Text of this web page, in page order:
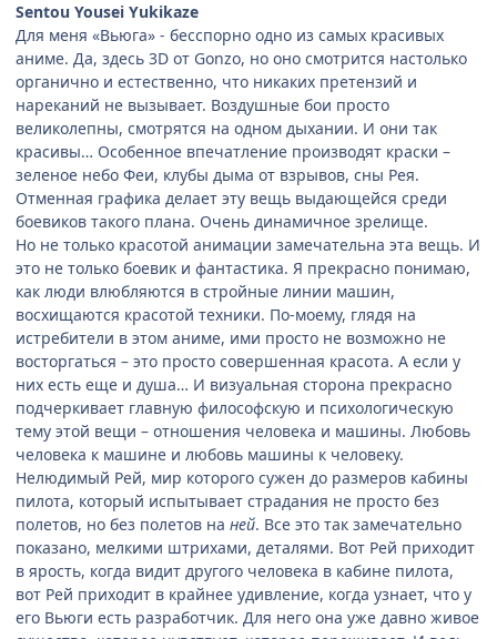
Sentou Yousei Yukikaze
Для меня «Вьюга» - бесспорно одно из самых красивых
аниме. Да, здесь 3D от Gonzo, но оно смотрится настолько
органично и естественно, что никаких претензий и
нареканий не вызывает. Воздушные бои просто
великолепны, смотрятся на одном дыхании. И они так
красивы… Особенное впечатление производят краски –
зеленое небо Феи, клубы дыма от взрывов, сны Рея.
Отменная графика делает эту вещь выдающейся среди
боевиков такого плана. Очень динамичное зрелище.
Но не только красотой анимации замечательна эта вещь. И
это не только боевик и фантастика. Я прекрасно понимаю,
как люди влюбляются в стройные линии машин,
восхищаются красотой техники. По-моему, глядя на
истребители в этом аниме, ими просто не возможно не
восторгаться – это просто совершенная красота. А если у
них есть еще и душа… И визуальная сторона прекрасно
подчеркивает главную философскую и психологическую
тему этой вещи – отношения человека и машины. Любовь
человека к машине и любовь машины к человеку.
Нелюдимый Рей, мир которого сужен до размеров кабины
пилота, который испытывает страдания не просто без
полетов, но без полетов на ней. Все это так замечательно
показано, мелкими штрихами, деталями. Вот Рей приходит
в ярость, когда видит другого человека в кабине пилота,
вот Рей приходит в крайнее удивление, когда узнает, что у
его Вьюги есть разработчик. Для него она уже давно живое